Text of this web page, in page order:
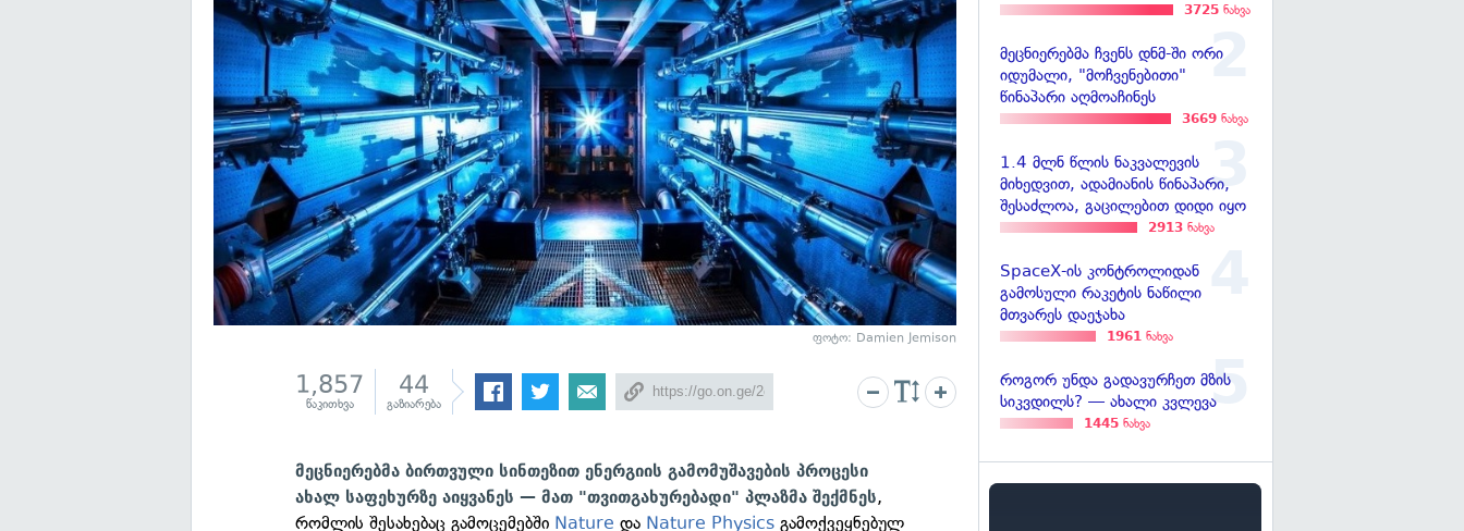
ფოტო: Damien Jemison
1,857
წაკითხვა
44
გაზიარება
მეცნიერებმა ბირთვული სინთეზით ენერგიის გამომუშავების პროცესი
ახალ საფეხურზე აიყვანეს — მათ "თვითგახურებადი" პლაზმა შექმნეს,
რომლის შესახებაც გამოცემებში Nature და Nature Physics გამოქვეყნებულ
3725 ნახვა
მეცნიერებმა ჩვენს დნმ-ში ორი
იდუმალი, "მოჩვენებითი"
წინაპარი აღმოაჩინეს
3669 ნახვა
1.4 მლნ წლის ნაკვალევის
მიხედვით, ადამიანის წინაპარი,
შესაძლოა, გაცილებით დიდი იყო
2913 ნახვა
SpaceX-ის კონტროლიდან
გამოსული რაკეტის ნაწილი
მთვარეს დაეჯახა
1961 ნახვა
როგორ უნდა გადავურჩეთ მზის
სიკვდილს? — ახალი კვლევა
1445 ნახვა